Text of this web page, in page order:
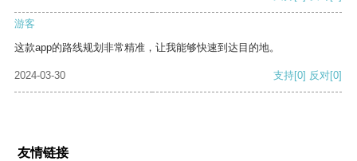
游客
这款app的路线规划非常精准，让我能够快速到达目的地。
2024-03-30 支持[0] 反对[0]
友情链接